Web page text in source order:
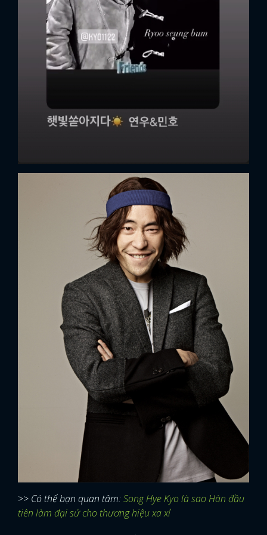
>> Có thể bạn quan tâm:Song Hye Kyo là sao Hàn đầu
tiên làm đại sứ cho thương hiệu xa xỉ